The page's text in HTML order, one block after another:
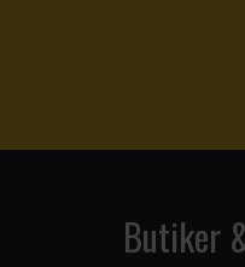
Butiker